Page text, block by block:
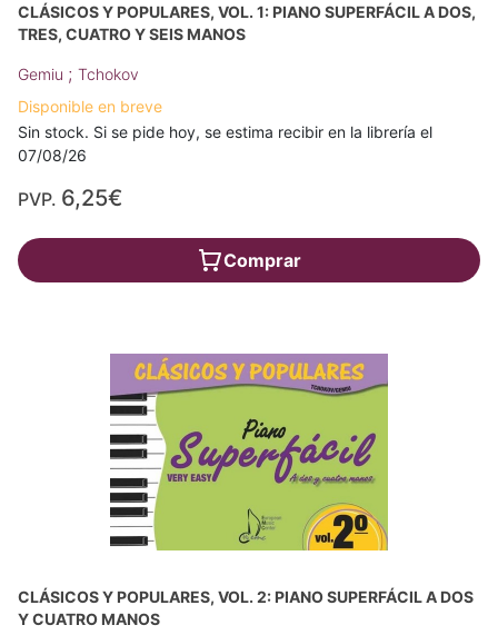
CLÁSICOS Y POPULARES, VOL. 1: PIANO SUPERFÁCIL A DOS,
TRES, CUATRO Y SEIS MANOS
Gemiu ; Tchokov
Disponible en breve
Sin stock. Si se pide hoy, se estima recibir en la librería el
07/08/26
PVP. 6,25€
Comprar
CLÁSICOS Y POPULARES, VOL. 2: PIANO SUPERFÁCIL A DOS
Y CUATRO MANOS